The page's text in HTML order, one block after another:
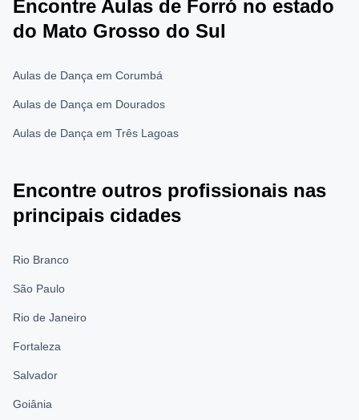
Encontre Aulas de Forró no estado
do Mato Grosso do Sul
Aulas de Dança em Corumbá
Aulas de Dança em Dourados
Aulas de Dança em Três Lagoas
Encontre outros profissionais nas
principais cidades
Rio Branco
São Paulo
Rio de Janeiro
Fortaleza
Salvador
Goiânia